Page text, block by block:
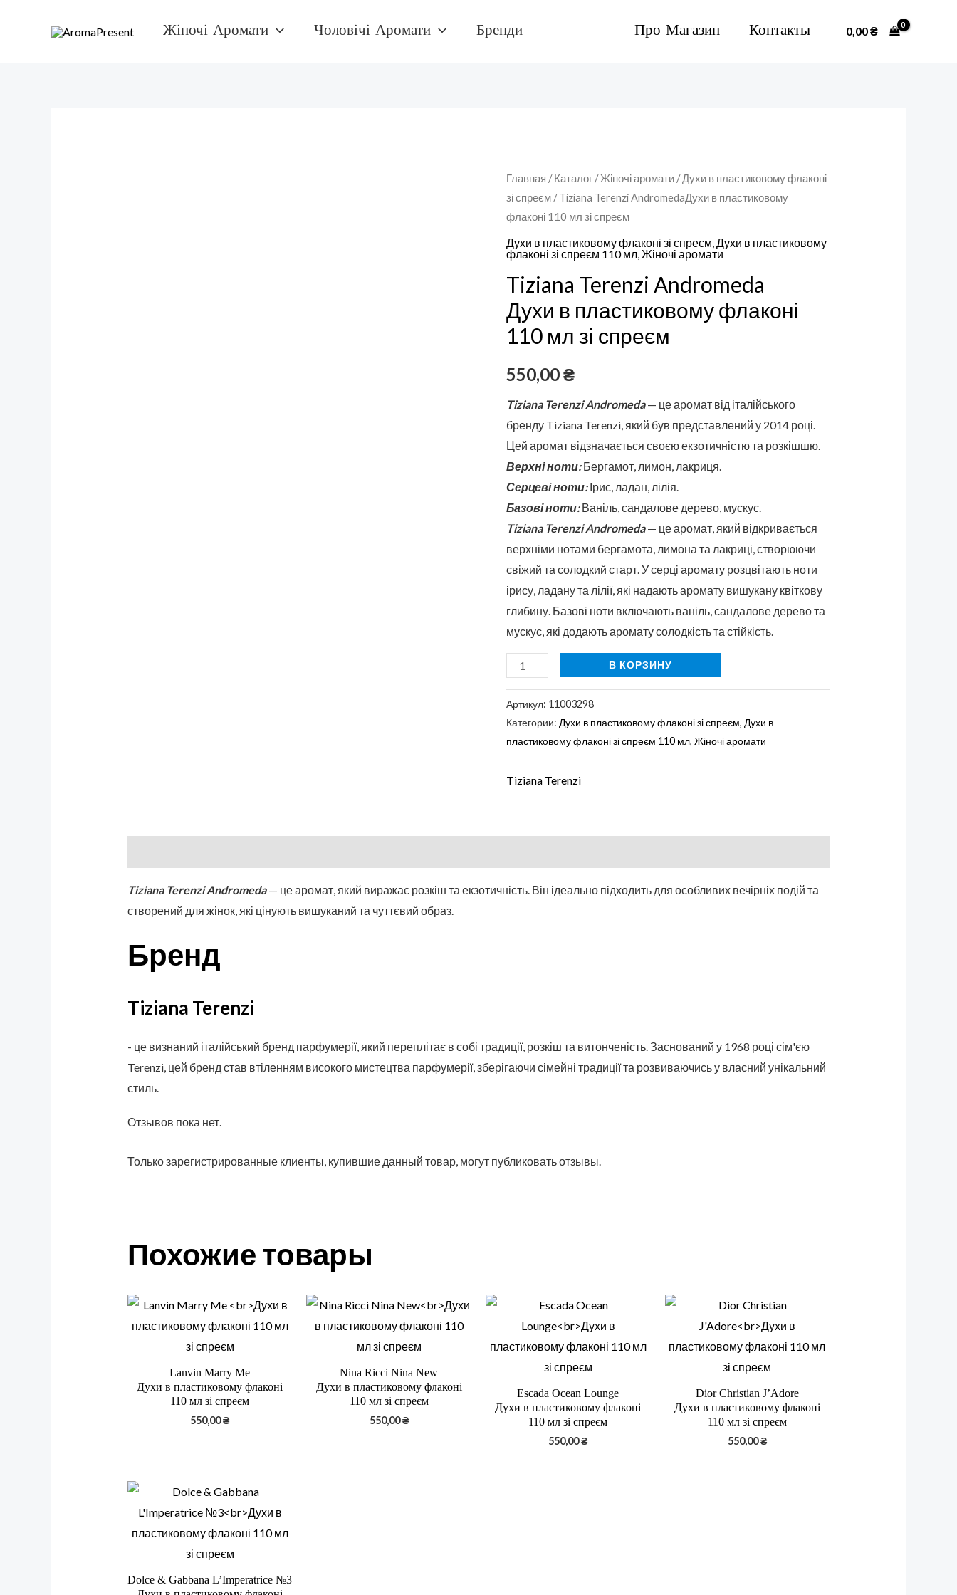
Жіночі Аромати Чоловічі Аромати Бренди Про Магазин Контакты 0,00₴
Главная /Каталог /Жіночі аромати /Духи в пластиковому флаконі
зі спреєм / Tiziana Terenzi AndromedaДухи в пластиковому
флаконі 110 мл зі спреєм
Духи в пластиковому флаконі зі спреєм,Духи в пластиковому
флаконі зі спреєм 110 мл,Жіночі аромати
Tiziana Terenzi Andromeda
Духи в пластиковому флаконі
110 мл зі спреєм
550,00₴
Tiziana Terenzi Andromeda— це аромат від італійського
бренду Tiziana Terenzi, який був представлений у 2014 році.
Цей аромат відзначається своєю екзотичністю та розкішшю.
Верхні ноти:Бергамот, лимон, лакриця.
Серцеві ноти:Ірис, ладан, лілія.
Базові ноти:Ваніль, сандалове дерево, мускус.
Tiziana Terenzi Andromeda— це аромат, який відкривається
верхніми нотами бергамота, лимона та лакриці, створюючи
свіжий та солодкий старт. У серці аромату розцвітають ноти
ірису, ладану та лілії, які надають аромату вишукану квіткову
глибину. Базові ноти включають ваніль, сандалове дерево та
мускус, які додають аромату солодкість та стійкість.
Количество
товара
Tiziana
Terenzi
AndromedaДухи
в
пластиковому
флаконі
110
зі
спреєм
В КОРЗИНУ
Артикул: 11003298
Категории: Духи в пластиковому флаконі зі спреєм, Духи в
пластиковому флаконі зі спреєм 110 мл,Жіночі аромати
Tiziana Terenzi
Tiziana Terenzi Andromeda— це аромат, який виражає розкіш та екзотичність. Він ідеально підходить для особливих вечірніх подій та
створений для жінок, які цінують вишуканий та чуттєвий образ.
Бренд
Tiziana Terenzi
- це визнаний італійський бренд парфумерії, який переплітає в собі традиції, розкіш та витонченість. Заснований у 1968 році сім'єю
Terenzi, цей бренд став втіленням високого мистецтва парфумерії, зберігаючи сімейні традиції та розвиваючись у власний унікальний
стиль.
Отзывов пока нет.
Только зарегистрированные клиенты, купившие данный товар, могут публиковать отзывы.
Похожие товары
Lanvin Marry Me
Духи в пластиковому флаконі
110 мл зі спреєм
550,00₴
Nina Ricci Nina New
Духи в пластиковому флаконі
110 мл зі спреєм
550,00₴
Escada Ocean Lounge
Духи в пластиковому флаконі
110 мл зі спреєм
550,00₴
Dior Christian J’Adore
Духи в пластиковому флаконі
110 мл зі спреєм
550,00₴
Dolce & Gabbana L’Imperatrice №3